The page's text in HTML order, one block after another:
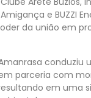
e BUZZI
da união em
conduziu
parceria com
em uma